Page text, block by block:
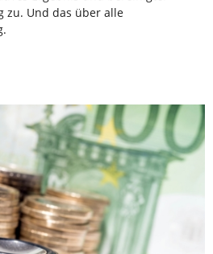
zu. Und das über alle